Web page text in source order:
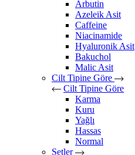
Arbutin
Azeleik Asit
Caffeine
Niacinamide
Hyaluronik Asit
Bakuchol
Malic Asit
Cilt Tipine Göre
Cilt Tipine Göre
Karma
Kuru
Yağlı
Hassas
Normal
Setler